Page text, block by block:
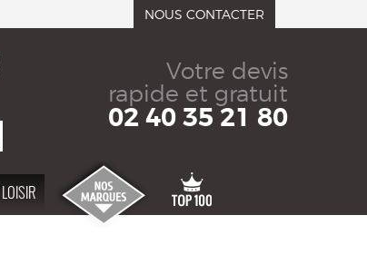
NOUS CONTACTER
Votre devis
rapide et gratuit
02 40 35 21 80
LOISIR